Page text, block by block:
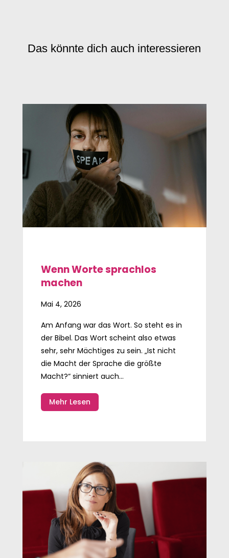
Das könnte dich auch interessieren
Wenn Worte sprachlos
machen
Mai 4, 2026
Am Anfang war das Wort. So steht es in
der Bibel. Das Wort scheint also etwas
sehr, sehr Mächtiges zu sein. „Ist nicht
die Macht der Sprache die größte
Macht?“ sinniert auch...
Mehr Lesen